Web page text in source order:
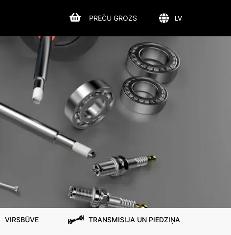
VIRSBŪVE TRANSMISIJA UN PIEDZIŅA
LV
PREČU GROZS